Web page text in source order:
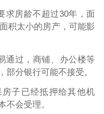
求房龄不超过30年，面
积太小的房产，可能影
通过，商铺、办公楼等
部分银行可能不接受。
子已经抵押给其他机
不会受理。